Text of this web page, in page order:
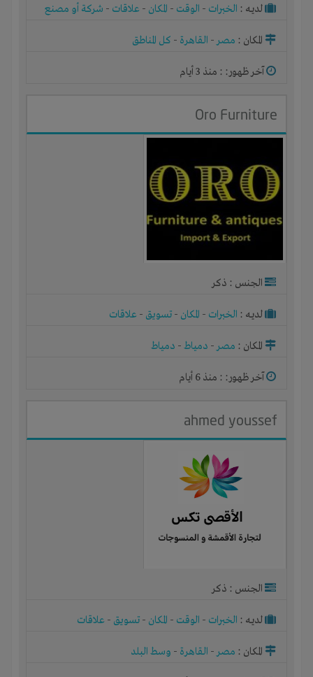
لديـه : الخبرات - الوقت - المكان - علاقات - شركة أو مصنع
المكان : مصر- القاهرة - كل المناطق
آخر ظهور: : منذ 3 أيام
Oro Furniture
الجنس : ذكر
لديـه : الخبرات - المكان - تسويق - علاقات
المكان : مصر- دمياط- دمياط
آخر ظهور: : منذ 6 أيام
ahmed youssef
الجنس : ذكر
لديـه : الخبرات - الوقت - المكان - تسويق - علاقات
المكان : مصر- القاهرة - وسط البلد